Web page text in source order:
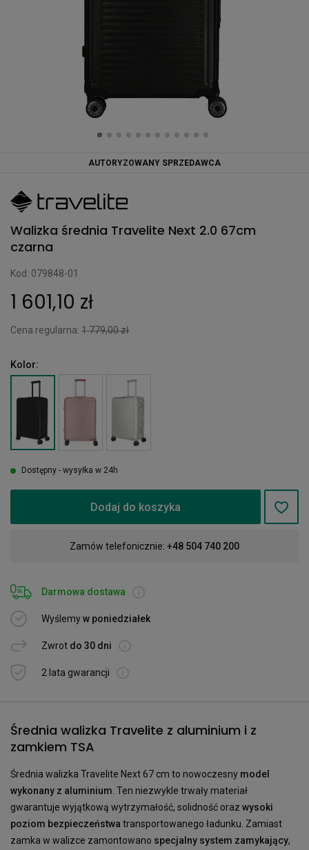
AUTORYZOWANY SPRZEDAWCA
Walizka średnia Travelite Next 2.0 67cm
czarna
Kod: 079848-01
1 601,10 zł
Cena regularna: 1 779,00 zł
Kolor:
Dostępny - wysyłka w 24h
Dodaj do koszyka
Zamów telefonicznie: +48 504 740 200
Darmowa dostawa
Wyślemyw poniedziałek
Zwrot do 30 dni
2 lata gwarancji
Średnia walizka Travelite z aluminium i z
zamkiem TSA
Średnia walizka Travelite Next 67 cm to nowoczesny model
wykonany z aluminium . Ten niezwykle trwały materiał
gwarantuje wyjątkową wytrzymałość, solidność oraz wysoki
poziom bezpieczeństwa transportowanego ładunku. Zamiast
zamka w walizce zamontowano specjalny system zamykający,